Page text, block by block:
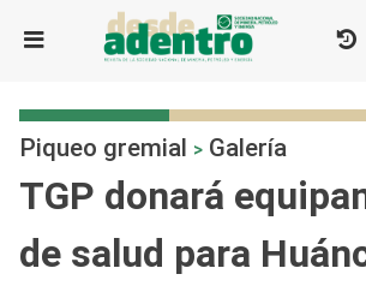
Piqueo gremial > Galería
TGP donará
de salud para